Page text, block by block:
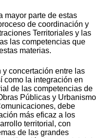
mayor parte de estas
de coordinación y
Territoriales y las
las competencias que
materias.
concertación entre las
como la integración en
de las competencias de
Públicas y Urbanismo
debe
más eficaz a los
territorial, con
de las grandes